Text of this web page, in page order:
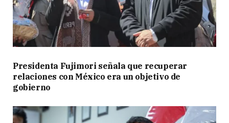
Presidenta Fujimori señala que recuperar
relaciones con México era un objetivo de
gobierno